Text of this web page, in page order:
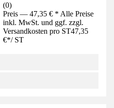
(0)
Preis — 47,35 € * Alle Preise
inkl. MwSt. und ggf. zzgl.
Versandkosten pro ST47,35
€*/ ST